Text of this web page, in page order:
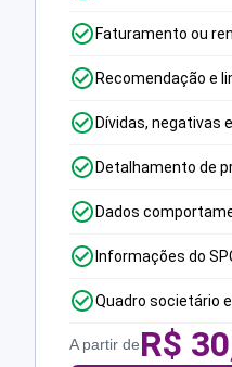
Faturamento ou
Recomendação e
Dívidas, negativas
Detalhamento de
Dados
Informações do
Quadro societário
A partir deR$